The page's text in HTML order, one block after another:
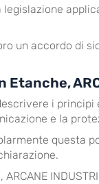
un accordo di
i principi
e la